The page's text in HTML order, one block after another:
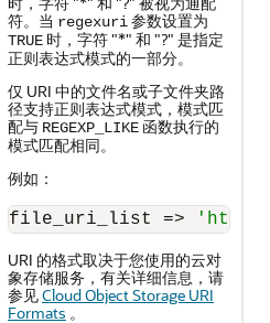
符。当 regexuri参数设置为
TRUE 时，字符 "*" 和 "?" 是指定
正则表达式模式的一部分。
仅 URI 中的文件名或子文件夹路
径支持正则表达式模式，模式匹
配与 REGEXP_LIKE 函数执行的
模式匹配相同。
例如：
file_uri_list =>
URI 的格式取决于您使用的云对
象存储服务，有关详细信息，请
参见Cloud Object Storage URI
Formats 。